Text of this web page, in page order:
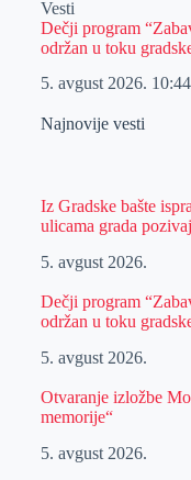
Vesti
Dečji program
održan u toku
5. avgust 2026. 10:44
Najnovije vesti
Iz Gradske bašte
ulicama grada
5. avgust 2026.
Dečji program
održan u toku
5. avgust 2026.
Otvaranje izložbe
memorije“
5. avgust 2026.